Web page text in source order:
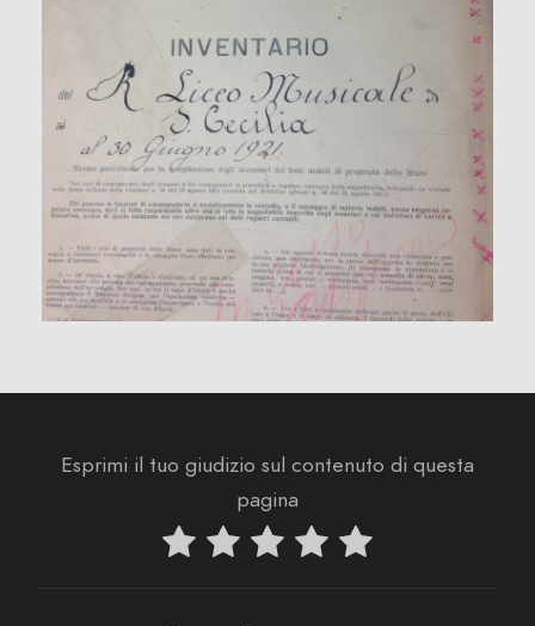
Esprimi il tuo giudizio sul contenuto di questa
pagina